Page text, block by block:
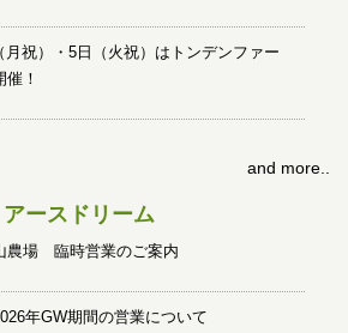
月祝）・5日（火祝）はトンデンファー
！
and more..
アースドリーム
農場 臨時営業のご案内
年GW期間の営業について